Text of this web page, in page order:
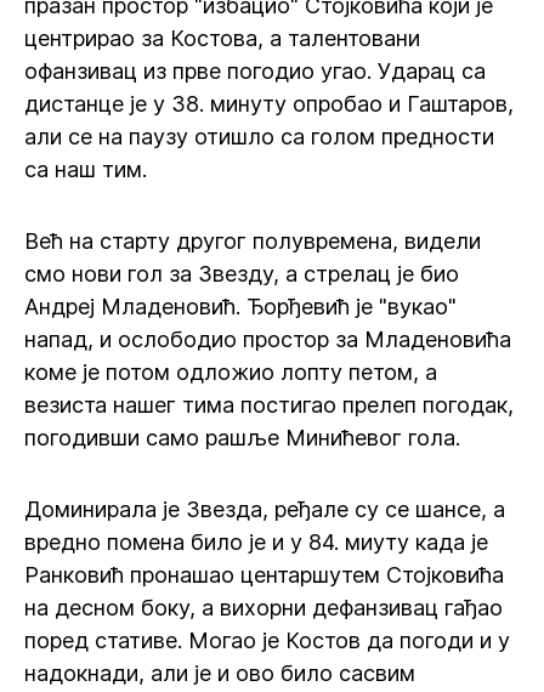
празан простор "избацио" Стојковића који је
центрирао за Костова, а талентовани
офанзивац из прве погодио угао. Ударац са
дистанце је у 38. минуту опробао и Гаштаров,
али се на паузу отишло са голом предности
са наш тим.
Већ на старту другог полувремена, видели
смо нови гол за Звезду, а стрелац је био
Андреј Младеновић. Ђорђевић је "вукао"
напад, и ослободио простор за Младеновића
коме је потом одложио лопту петом, а
везиста нашег тима постигао прелеп погодак,
погодивши само рашље Минићевог гола.
Доминирала је Звезда, ређале су се шансе, а
вредно помена било је и у 84. миуту када је
Ранковић пронашао центаршутем Стојковића
на десном боку, а вихорни дефанзивац гађао
поред стативе. Могао је Костов да погоди и у
надокнади, али је и ово било сасвим